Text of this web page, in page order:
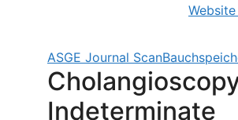
ASGE Journal Scan
Indeterminate